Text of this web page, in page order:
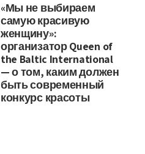
«Мы не выбираем
самую красивую
женщину»:
организатор Queen of
the Baltic International
— о том, каким должен
быть современный
конкурс красоты